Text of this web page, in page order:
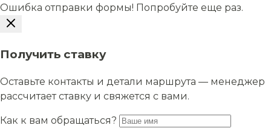
Ошибка отправки формы! Попробуйте еще раз.
Получить ставку
Оставьте контакты и детали маршрута — менеджер
рассчитает ставку и свяжется с вами.
Как к вам обращаться?